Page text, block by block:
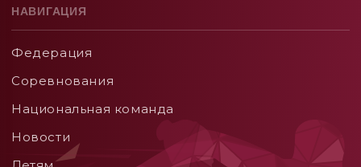
НАВИГАЦИЯ
Федерация
Соревнования
Национальная команда
Новости